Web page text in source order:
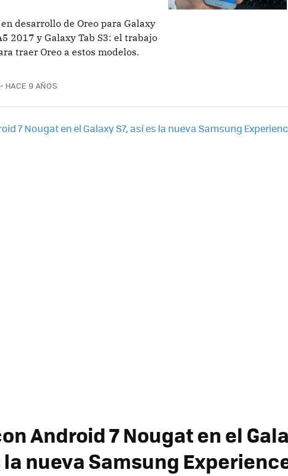
desarrollo de Oreo para Galaxy
2017 y Galaxy Tab S3: el trabajo
traer Oreo a estos modelos.
HACE 9 AÑOS
Android 7 Nougat en el
la nueva Samsung